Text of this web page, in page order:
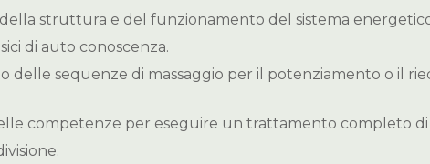
struttura e del funzionamento del sistema
di auto conoscenza.
delle sequenze di massaggio per il potenziamento o il
competenze per eseguire un trattamento completo di